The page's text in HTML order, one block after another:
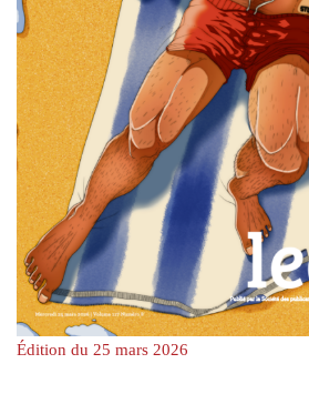
Édition du 25 mars 2026